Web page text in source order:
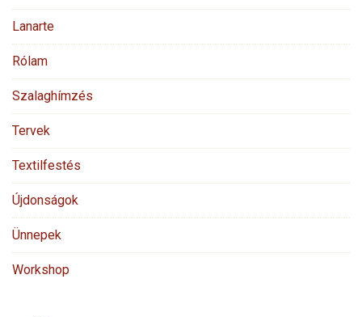
Lanarte
Rólam
Szalaghímzés
Tervek
Textilfestés
Újdonságok
Ünnepek
Workshop